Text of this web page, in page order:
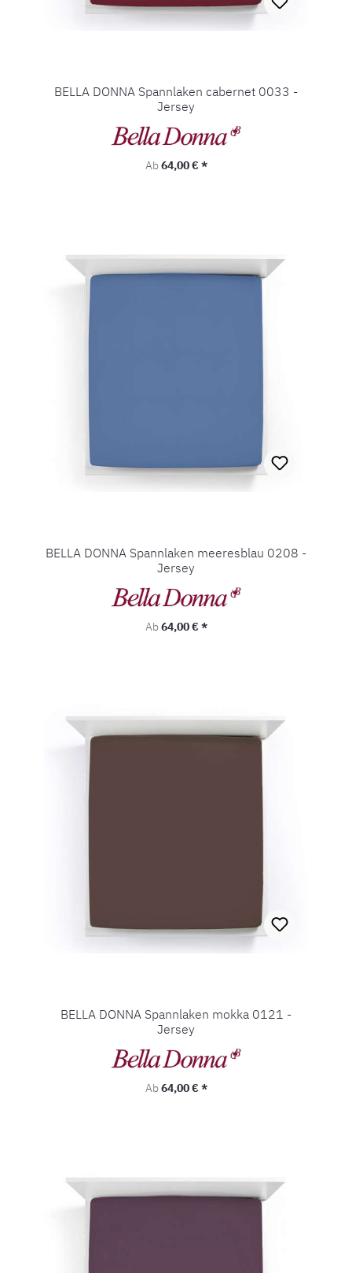
BELLA DONNA Spannlaken cabernet 0033 -
Jersey
Regulärer Preis:
Ab64,00 € *
BELLA DONNA Spannlaken meeresblau 0208 -
Jersey
Regulärer Preis:
Ab64,00 € *
BELLA DONNA Spannlaken mokka 0121 -
Jersey
Regulärer Preis:
Ab64,00 € *